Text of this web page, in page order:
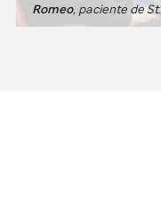
Romeo, paciente de